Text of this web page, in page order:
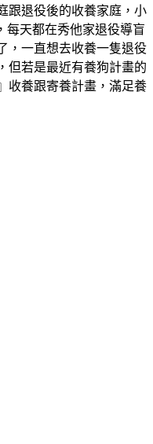
跟退役後的收養家庭，小
每天都在秀他家退役導盲
，一直想去收養一隻退役
但若是最近有養狗計畫的
收養跟寄養計畫，滿足養